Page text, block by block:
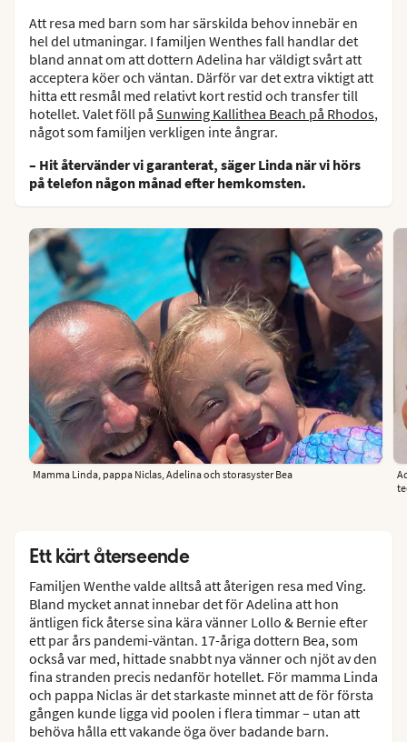
Att resa med barn som har särskilda behov innebär en
hel del utmaningar. I familjen Wenthes fall handlar det
bland annat om att dottern Adelina har väldigt svårt att
acceptera köer och väntan. Därför var det extra viktigt att
hitta ett resmål med relativt kort restid och transfer till
hotellet. Valet föll på Sunwing Kallithea Beach på Rhodos,
något som familjen verkligen inte ångrar.
– Hit återvänder vi garanterat, säger Linda när vi hörs
på telefon någon månad efter hemkomsten.
Mamma Linda, pappa Niclas, Adelina och storasyster Bea
Ett kärt återseende
Familjen Wenthe valde alltså att återigen resa med Ving.
Bland mycket annat innebar det för Adelina att hon
äntligen fick återse sina kära vänner Lollo & Bernie efter
ett par års pandemi-väntan. 17-åriga dottern Bea, som
också var med, hittade snabbt nya vänner och njöt av den
fina stranden precis nedanför hotellet. För mamma Linda
och pappa Niclas är det starkaste minnet att de för första
gången kunde ligga vid poolen i flera timmar – utan att
behöva hålla ett vakande öga över badande barn.